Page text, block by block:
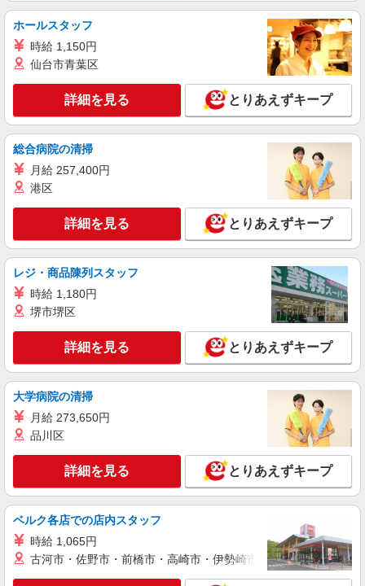
スーパーマーケットの青果スタッフ
＜パート時給＞ 時給1,320円〜1,570円（曜
日・時間帯による） 時給1320円〜 18時以降：時
給1470円〜 ★土曜＋100円 ★日・祝＋100円 ※ア
ルバイトさんの時給や募集内容はお問い合わせく
ださい
神奈川県相模原市中央区光が丘2-18-160
キープ 詳細を見る
ヤオコー 相模原光が丘店
スーパーマーケットの店内スタッフ
＜パート時給＞ ■鮮魚 時給1,420円〜1,670円
（曜日・時間帯による） 時給1420円〜 18時以
降：時給1570円〜 ★土曜＋100円 ★日・祝＋100
円 ■惣菜 時給1,420円〜1,670円（曜日・時間帯に
よる） 時給1420円〜 18時以降：時給1570円〜 ★
土曜＋100円 ★日・祝＋100円 ■鮮魚・惣菜以外
時給1,320円〜1,570円（曜日・時間帯による） 時
給1320円〜 18時以降：時給1470円〜 ★土曜＋100
円 ★日・祝＋100円 ※アルバイトさんの時給や募
神奈川県相模原市中央区光が丘2-18-160
キープ 詳細を見る
アルバイト
ヤオコー 相模原光が丘店
スーパーマーケットのクッキングサポートスタ
ッフ
＜パート時給＞ 時給1,320円〜1,570円（曜
日・時間帯による） 時給1320円〜 18時以降：時
給1470円〜 ★土曜＋100円 ★日・祝＋100円 ※ア
ルバイトさんの時給や募集内容はお問い合わせく
神奈川県相模原市中央区光が丘2-18-160
詳細を見る
ヤオコー 相模原光が丘店
スーパーマーケットの寿司スタッフ
＜パート時給＞ 時給1,320円〜1,570円（曜
日・時間帯による） 時給1320円〜 18時以降：時
給1470円〜 ★土曜＋100円 ★日・祝＋100円 ※ア
ルバイトさんの時給や募集内容はお問い合わせく
神奈川県相模原市中央区光が丘2-18-160
ホールスタッフ
時給 1,150円
仙台市青葉区
詳細を見る とりあえずキープ
総合病院の清掃
月給 257,400円
港区
詳細を見る とりあえずキープ
レジ・商品陳列スタッフ
時給 1,180円
堺市堺区
詳細を見る とりあえずキープ
大学病院の清掃
月給 273,650円
品川区
詳細を見る とりあえずキープ
ベルク各店での店内スタッフ
時給 1,065円
古河市・佐野市・前橋市・高崎市・伊勢崎市・太田市・館林市